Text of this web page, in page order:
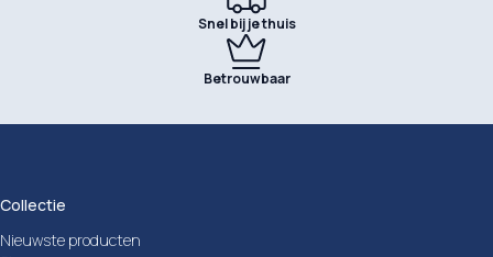
Snel bij je thuis
Betrouwbaar
Collectie
Nieuwste producten